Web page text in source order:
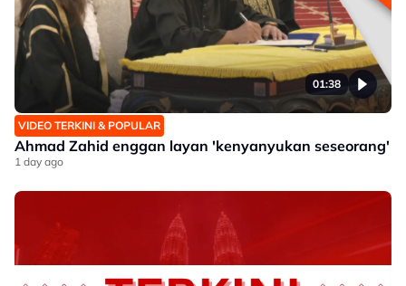
01:38
VIDEO TERKINI & POPULAR
Ahmad Zahid enggan layan 'kenyanyukan seseorang'
1 day ago